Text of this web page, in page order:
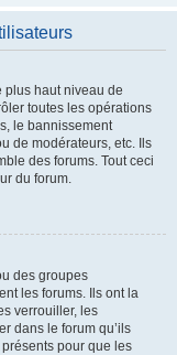
plus haut niveau de
toutes les opérations
le bannissement
de modérateurs, etc. Ils
des forums. Tout ceci
du forum.
des groupes
les forums. Ils ont la
verrouiller, les
dans le forum qu’ils
pour que les